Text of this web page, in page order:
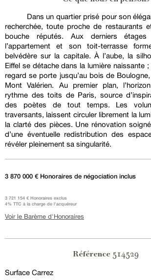
Dans un quartier prisé pour son
recherchée, toute proche de restaurants
bouche réputés. Aux derniers étages
l’appartement et son toit-terrasse
belvédère sur la capitale. À l’aube, la
Eiffel se détache dans la lumière naissante
regard se porte jusqu’au bois de
Mont Valérien. Au premier plan,
rythme des toits de Paris, source
des poètes de tout temps. Les
traversants, laissent circuler librement la
la clarté des pièces. Une rénovation
d’une éventuelle redistribution des
révéler pleinement sa singularité.
3 870 000 € Honoraires de négociation inclus
3 721 154 € Honoraires exclus
4% TTC à la charge de l'acquéreur
Voir le Barème d'Honoraires
Référence 514529
Surface Carrez